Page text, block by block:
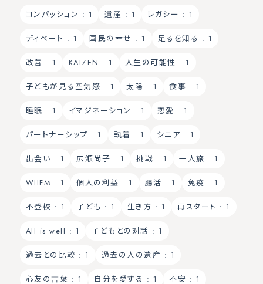
コンパッション : 1 遺産 : 1 レガシー : 1
ディベート : 1 国民の幸せ : 1 足るを知る : 1
改善 : 1 KAIZEN : 1 人生の可能性 : 1
子どもが見る空気感 : 1 太陽 : 1 食事 : 1
睡眠 : 1 イマジネーション : 1 恋愛 : 1
パートナーシップ : 1 執着 : 1 シニア : 1
出会い : 1 広瀬尚子 : 1 挑戦 : 1 一人旅 : 1
WIIFM : 1 個人の利益 : 1 腸活 : 1 免疫 : 1
不登校 : 1 子ども : 1 生き方 : 1 再スタート : 1
All is well : 1 子どもとの対話 : 1
過去との比較 : 1 過去の人の遺産 : 1
心友の言葉 : 1 自分を愛する : 1 不安 : 1